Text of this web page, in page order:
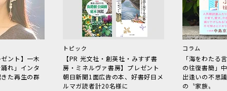
ント】一木
れ」インタ
た再生の群
トピック
【PR 光文社・創英社・みすず書
房・ミネルヴァ書房】プレゼント
朝日新聞1面広告の本、好書好日メ
ルマガ読者計20名様に
コラム
「海をわた
の往復書簡」
出逢いの不思
の〝家族〟